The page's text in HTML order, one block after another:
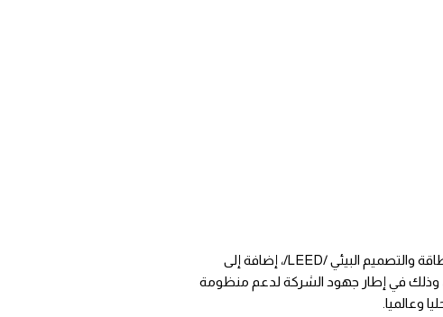
أعلنت حديد الإمارات عن استيفاء منتجاتها لجميع متطلبات نظام الريادة في الطاقة والتصميم البيئي /LEED/، إضافة إلى
وذلك في إطار جهود الشركة لدعم منظومة
وعالميا.